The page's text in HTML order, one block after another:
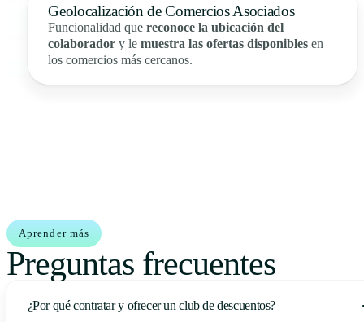
Geolocalización de Comercios Asociados
Funcionalidad quereconoce la ubicación del
colaborador y lemuestra las ofertas disponibles en
los comercios más cercanos.
Aprender más
Preguntas frecuentes
¿Por qué contratar y ofrecer un club de descuentos?